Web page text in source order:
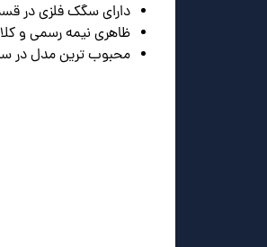
دارای سگک فلزی در
ظاهری نیمه رسمی و
محبوب ترین مدل در سال